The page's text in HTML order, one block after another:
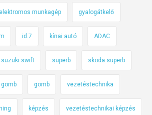
elektromos munkagép gyalogátkelő
id.7 kínai autó ADAC
suzuki swift superb skoda superb
gomb vezetéstechnika
képzés vezetéstechnikai képzés